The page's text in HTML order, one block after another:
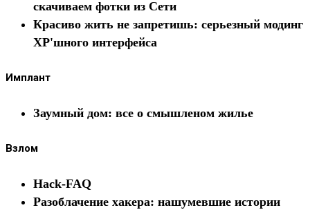
скачиваем фотки из Сети
Красиво жить не запретишь: серьезный модинг
XP'шного интерфейса
Имплант
Заумный дом: все о смышленом жилье
Взлом
Hack-FAQ
Разоблачение хакера: нашумевшие истории